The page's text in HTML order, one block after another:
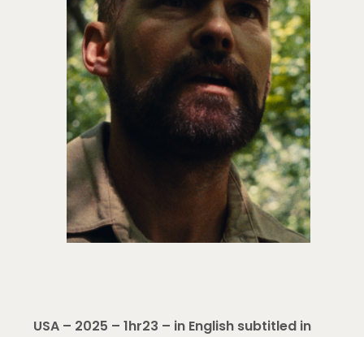
USA – 2025 – 1hr23 – in English subtitled in